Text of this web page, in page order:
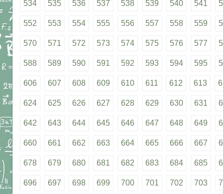
534 535 536 537 538 539 540 541
552 553 554 555 556 557 558 559
570 571 572 573 574 575 576 577
588 589 590 591 592 593 594 595
606 607 608 609 610 611 612 613
624 625 626 627 628 629 630 631
642 643 644 645 646 647 648 649
660 661 662 663 664 665 666 667
678 679 680 681 682 683 684 685
696 697 698 699 700 701 702 703